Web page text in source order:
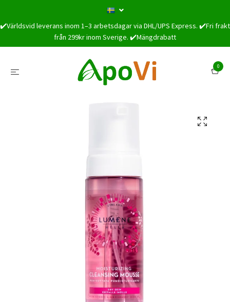
✔️Världsvid leverans inom 1–3 arbetsdagar via DHL/UPS Express. ✔️Fri frakt
från 299kr inom Sverige. ✔️Mängdrabatt
0